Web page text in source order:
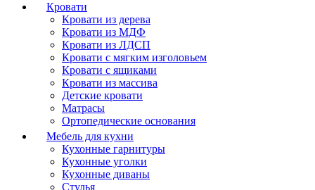
Кровати
Кровати из дерева
Кровати из МДФ
Кровати из ЛДСП
Кровати с мягким изголовьем
Кровати с ящиками
Кровати из массива
Детские кровати
Матрасы
Ортопедические основания
Мебель для кухни
Кухонные гарнитуры
Кухонные уголки
Кухонные диваны
Стулья